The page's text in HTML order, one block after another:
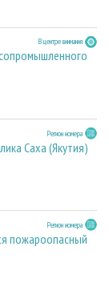
В центре внимания
Регион номера
Саха (Якутия)
Регион номера
пожароопасный